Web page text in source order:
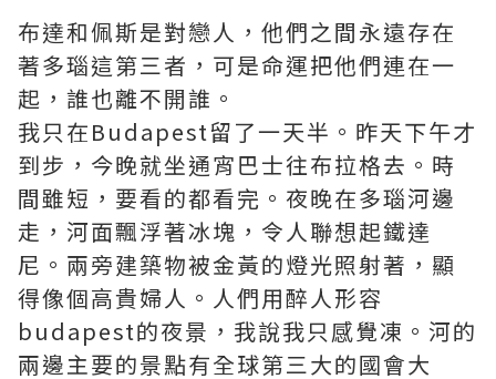
布達和佩斯是對戀人，他們之間永遠存在
著多瑙這第三者，可是命運把他們連在一
起，誰也離不開誰。
我只在Budapest留了一天半。昨天下午才
到步，今晚就坐通宵巴士往布拉格去。時
間雖短，要看的都看完。夜晚在多瑙河邊
走，河面飄浮著冰塊，令人聯想起鐵達
尼。兩旁建築物被金黃的燈光照射著，顯
得像個高貴婦人。人們用醉人形容
budapest的夜景，我說我只感覺凍。河的
兩邊主要的景點有全球第三大的國會大